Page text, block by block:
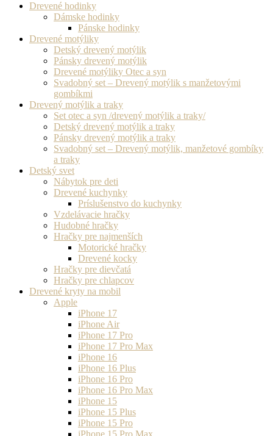
Drevené hodinky
Dámske hodinky
Pánske hodinky
Drevené motýliky
Detský drevený motýlik
Pánsky drevený motýlik
Drevené motýliky Otec a syn
Svadobný set – Drevený motýlik s manžetovými
gombíkmi
Drevený motýlik a traky
Set otec a syn /drevený motýlik a traky/
Detský drevený motýlik a traky
Pánsky drevený motýlik a traky
Svadobný set – Drevený motýlik, manžetové gombíky
a traky
Detský svet
Nábytok pre deti
Drevené kuchynky
Príslušenstvo do kuchynky
Vzdelávacie hračky
Hudobné hračky
Hračky pre najmenších
Motorické hračky
Drevené kocky
Hračky pre dievčatá
Hračky pre chlapcov
Drevené kryty na mobil
Apple
iPhone 17
iPhone Air
iPhone 17 Pro
iPhone 17 Pro Max
iPhone 16
iPhone 16 Plus
iPhone 16 Pro
iPhone 16 Pro Max
iPhone 15
iPhone 15 Plus
iPhone 15 Pro
iPhone 15 Pro Max